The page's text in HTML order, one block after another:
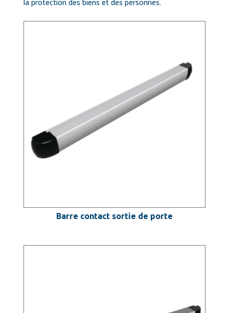
la protection des biens et des personnes.
Barre contact sortie de porte